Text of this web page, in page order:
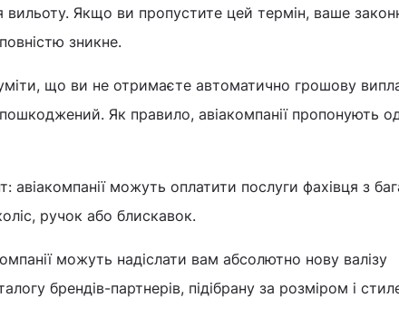
вильоту. Якщо ви пропустите цей термін, ваше
зникне.
що ви не отримаєте автоматично грошову
Як правило, авіакомпанії пропонують
авіакомпанії можуть оплатити послуги фахівця з
ручок або блискавок.
можуть надіслати вам абсолютно нову валізу
брендів-партнерів, підібрану за розміром і